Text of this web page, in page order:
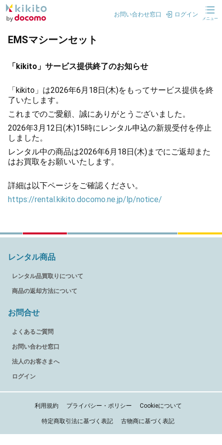
お問い合わせ窓口 ログイン
メニュー
EMSマシーンセット
「kikito」サービス提供終了のお知らせ
「kikito」は2026年6月18日(木)をもってサービス提供を終
了いたします。
これまでのご愛顧、誠にありがとうございました。
2026年3月12日(木)15時にレンタル申込の新規受付を停止
しました。
レンタル中の商品は2026年6月18日(木)までにご返却また
はお買取をお願いいたします。
詳細は以下ページをご確認ください。
https://rental.kikito.docomo.ne.jp/lp/notice/
レンタル商品
レンタル品買取りについて
商品の返却方法について
お問合せ
よくあるご質問
お問い合わせ窓口
法人のお客さまへ
ログイン
利用規約 プライバシー・ポリシー Cookieについて
特定商取引法に基づく表記 古物商に基づく表記